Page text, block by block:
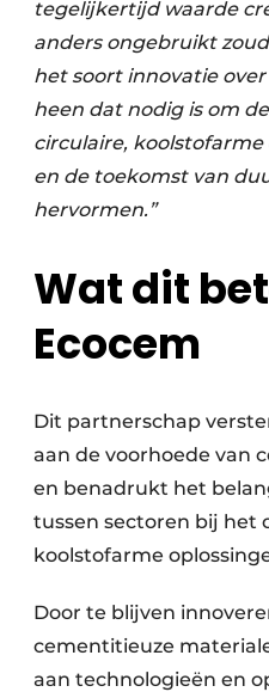
tegelijkertijd waarde
anders ongebruikt
het soort innovatie
heen dat nodig is om
circulaire,
en de toekomst van
hervormen.”
Wat dit
Ecocem
Dit partnerschap
aan de voorhoede van
en benadrukt het
tussen sectoren bij het
koolstofarme
Door te blijven
cementitieuze
aan technologieën en